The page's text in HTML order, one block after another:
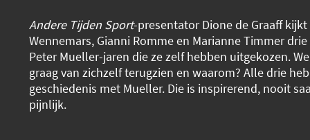
Andere Tijden Sport-presentator Dione de Graaff
Wennemars, Gianni Romme en Marianne Timmer
Peter Mueller-jaren die ze zelf hebben uitgekozen.
graag van zichzelf terugzien en waarom? Alle drie
geschiedenis met Mueller. Die is inspirerend, nooit
pijnlijk.